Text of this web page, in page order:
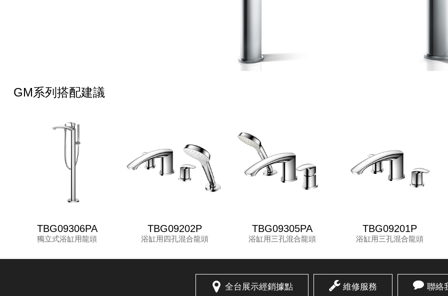
GM系列搭配建議
TBG09306PA
獨立式浴缸用龍頭
TBG09202P
浴缸用四孔混合龍頭
TBG09305PA
浴缸用三孔混合龍頭
TBG09201P
浴缸用三孔混合龍頭
全台展示經銷據點 維修服務 聯絡